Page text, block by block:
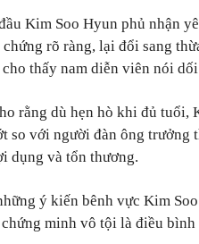
Kim Soo Hyun phủ nhận
rõ ràng, lại đổi sang
thấy nam diễn viên nói
rằng dù hẹn hò khi đủ tuổi,
so với người đàn ông trưởng
dụng và tổn thương.
ý kiến bênh vực Kim
minh vô tội là điều